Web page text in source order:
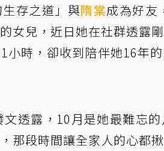
存之道」與隋棠成為好友
的女兒，近日她在社群透露
小時，卻收到陪伴她16年
透露，10月是她最難忘
那段時間讓全家人的心都